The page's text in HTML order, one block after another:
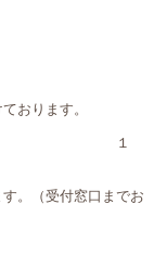
おります。
ザ １
。（受付窓口までお